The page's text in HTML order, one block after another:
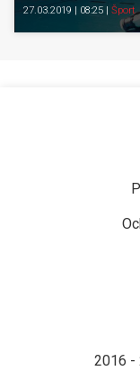
27.03.2019 | 08:25 | Šport
2016 -